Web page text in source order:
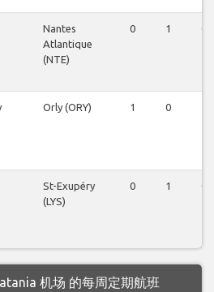
Nantes
Atlantique
(NTE)
0 1 0
Orly (ORY) 1 0
St-Exupéry
(LYS)
0 1 0
机场 的每周定期航班